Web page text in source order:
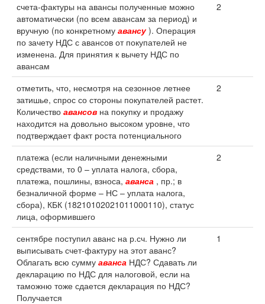
счета-фактуры на авансы полученные можно
автоматически (по всем авансам за период) и
вручную (по конкретному авансу). Операция
по зачету НДС с авансов от покупателей не
изменена. Для принятия к вычету НДС по
авансам
2
отметить, что, несмотря на сезонное летнее
затишье, спрос со стороны покупателей растет.
Количество авансов на покупку и продажу
находится на довольно высоком уровне, что
подтверждает факт роста потенциального
2
платежа (если наличными денежными
средствами, то 0 – уплата налога, сбора,
платежа, пошлины, взноса, аванса , пр.; в
безналичной форме – НС – уплата налога,
сбора), КБК (18210102021011000110), статус
лица, оформившего
2
сентябре поступил аванс на р.сч. Нужно ли
выписывать счет-фактуру на этот аванс?
Облагать всю сумму аванса НДС? Сдавать ли
декларацию по НДС для налоговой, если на
таможню тоже сдается декларация по НДС?
Получается
1